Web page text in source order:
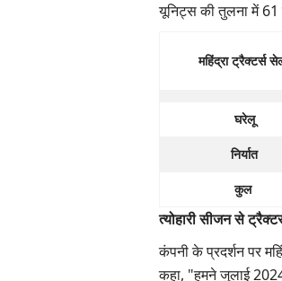
यूनिट्स की तुलना में 61
महिंद्रा ट्रैक्टर्स
घरेलू
निर्यात
कुल
त्योहारी सीजन से
कंपनी के प्रदर्शन पर
कहा, "हमने जुलाई